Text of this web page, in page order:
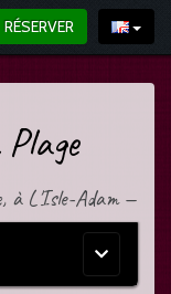
RÉSERVER
à L'Isle-Adam —
Menu
principal